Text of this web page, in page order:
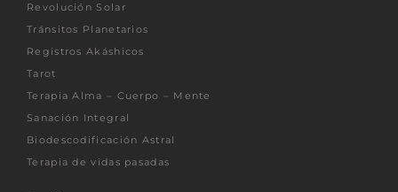
Revolución Solar
Tránsitos Planetarios
Registros Akáshicos
Tarot
Terapia Alma – Cuerpo – Mente
Sanación Integral
Biodescodificación Astral
Terapia de vidas pasadas